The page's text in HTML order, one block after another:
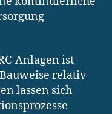
Anlagen ist
relativ
lassen sich